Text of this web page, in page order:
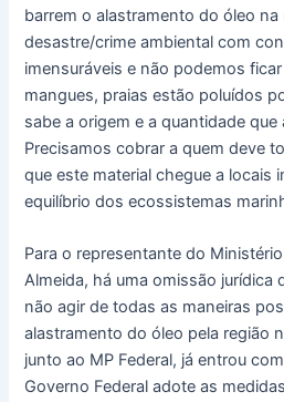
barrem o alastramento do óleo na
desastre/crime ambiental com
imensuráveis e não podemos
mangues, praias estão poluídos
sabe a origem e a quantidade que
Precisamos cobrar a quem deve
que este material chegue a locais
equilíbrio dos ecossistemas
Para o representante do
Almeida, há uma omissão jurídica
não agir de todas as maneiras
alastramento do óleo pela região
junto ao MP Federal, já entrou
Governo Federal adote as